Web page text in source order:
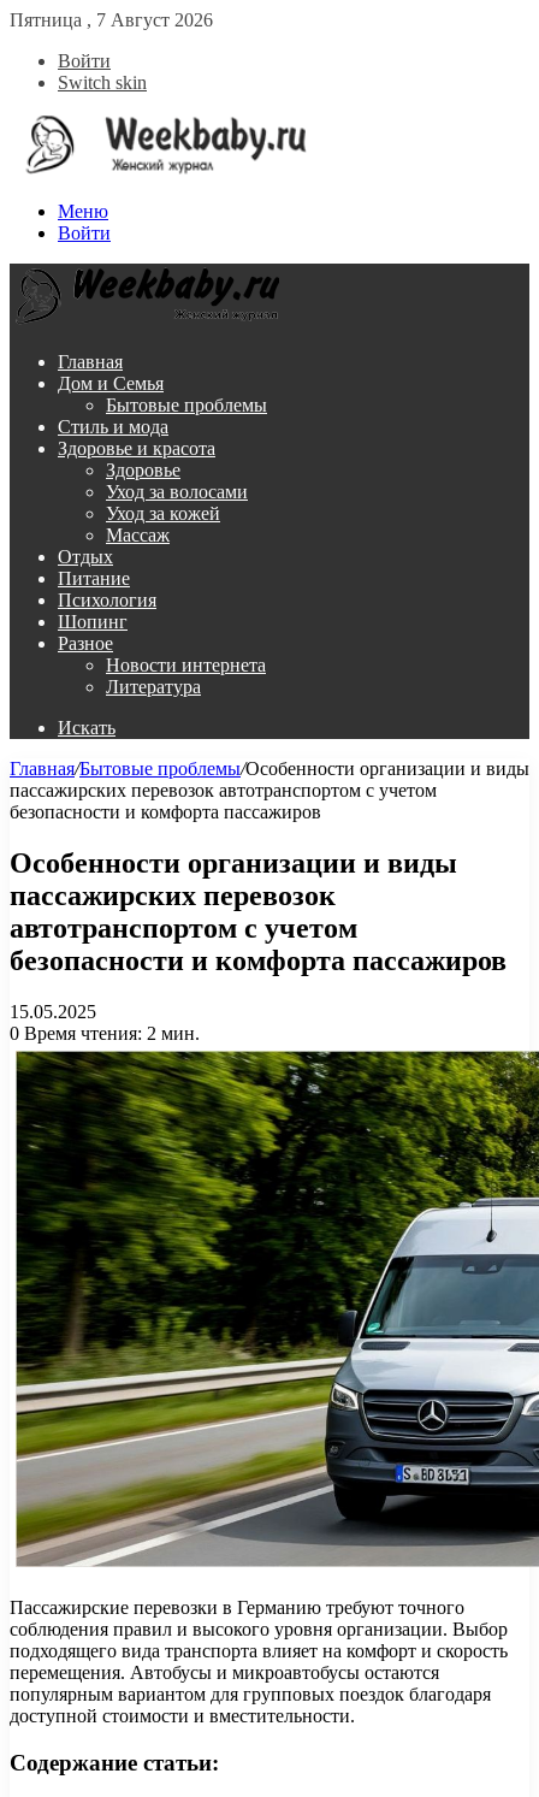
Пятница , 7 Август 2026
Войти
Switch skin
Меню
Войти
Главная
Дом и Семья
Бытовые проблемы
Стиль и мода
Здоровье и красота
Здоровье
Уход за волосами
Уход за кожей
Массаж
Отдых
Питание
Психология
Шопинг
Разное
Новости интернета
Литература
Искать
Главная/Бытовые проблемы/Особенности организации и виды
пассажирских перевозок автотранспортом с учетом
безопасности и комфорта пассажиров
Особенности организации и виды
пассажирских перевозок
автотранспортом с учетом
безопасности и комфорта пассажиров
15.05.2025
0 Время чтения: 2 мин.
Пассажирские перевозки в Германию требуют точного
соблюдения правил и высокого уровня организации. Выбор
подходящего вида транспорта влияет на комфорт и скорость
перемещения. Автобусы и микроавтобусы остаются
популярным вариантом для групповых поездок благодаря
доступной стоимости и вместительности.
Содержание статьи: